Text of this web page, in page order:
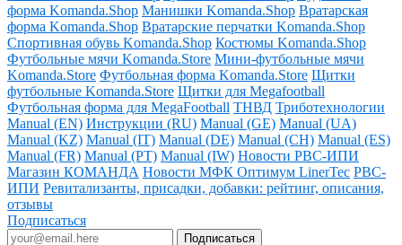
форма Komanda.Shop Манишки Komanda.Shop Вратарская
форма Komanda.Shop Вратарские перчатки Komanda.Shop
Спортивная обувь Komanda.Shop Костюмы Komanda.Shop
Футбольные мячи Komanda.Store Мини-футбольные мячи
Komanda.Store Футбольная форма Komanda.Store Щитки
футбольные Komanda.Store Щитки для Megafootball
Футбольная форма для MegaFootball ТНВД Триботехнологии
Manual (EN) Инструкции (RU) Manual (GE) Manual (UA)
Manual (KZ) Manual (IT) Manual (DE) Manual (CH) Manual (ES)
Manual (FR) Manual (PT) Manual (IW) Новости РВС-ИПИ
Магазин КОМАНДА Новости МФК Оптимум LinerTec РВС-
ИПИ Ревитализанты, присадки, добавки: рейтинг, описания,
отзывы
Подписаться